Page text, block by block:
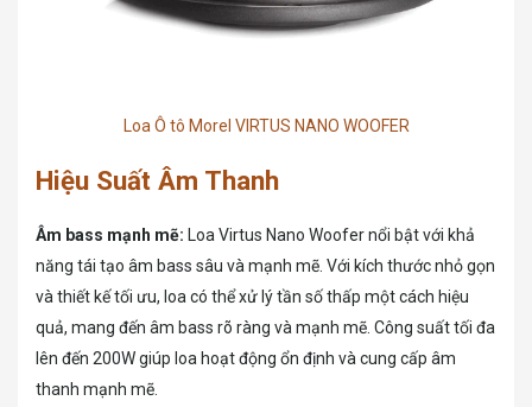
Loa Ô tô Morel VIRTUS NANO WOOFER
Hiệu Suất Âm Thanh
Âm bass mạnh mẽ: Loa Virtus Nano Woofer nổi bật với khả
năng tái tạo âm bass sâu và mạnh mẽ. Với kích thước nhỏ gọn
và thiết kế tối ưu, loa có thể xử lý tần số thấp một cách hiệu
quả, mang đến âm bass rõ ràng và mạnh mẽ. Công suất tối đa
lên đến 200W giúp loa hoạt động ổn định và cung cấp âm
thanh mạnh mẽ.